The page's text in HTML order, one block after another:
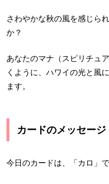
さわやかな秋の風を感じら
か？
あなたのマナ（スピリチュ
くように、ハワイの光と風
ます。
カードのメッセージ
今日のカードは、「 カロ 」